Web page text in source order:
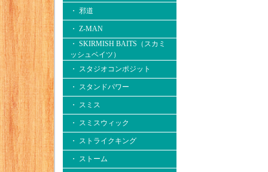
・ 邪道
・ Z-MAN
・ SKIRMISH BAITS（スカミ
ッシュベイツ）
・ スタジオコンポジット
・ スタンドパワー
・ スミス
・ スミスウィック
・ ストライクキング
・ ストーム